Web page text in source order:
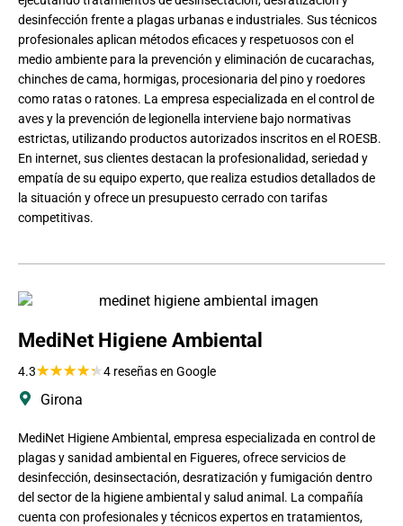
desinfección frente a plagas urbanas e industriales. Sus técnicos
profesionales aplican métodos eficaces y respetuosos con el
medio ambiente para la prevención y eliminación de cucarachas,
chinches de cama, hormigas, procesionaria del pino y roedores
como ratas o ratones. La empresa especializada en el control de
aves y la prevención de legionella interviene bajo normativas
estrictas, utilizando productos autorizados inscritos en el ROESB.
En internet, sus clientes destacan la profesionalidad, seriedad y
empatía de su equipo experto, que realiza estudios detallados de
la situación y ofrece un presupuesto cerrado con tarifas
competitivas.
MediNet Higiene Ambiental
4.3★★★★★4 reseñas en Google
Girona
MediNet Higiene Ambiental, empresa especializada en control de
plagas y sanidad ambiental en Figueres, ofrece servicios de
desinfección, desinsectación, desratización y fumigación dentro
del sector de la higiene ambiental y salud animal. La compañía
cuenta con profesionales y técnicos expertos en tratamientos,